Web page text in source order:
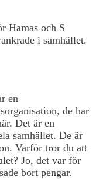
Hamas och S
i samhället.
en
de har
Det är en
samhället. De är
Varför tror du att
Jo, det var för
bort pengar.